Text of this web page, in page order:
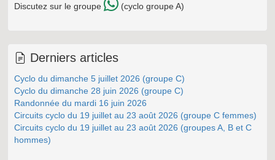
Discutez sur le groupe (cyclo groupe A)
Derniers articles
Cyclo du dimanche 5 juillet 2026 (groupe C)
Cyclo du dimanche 28 juin 2026 (groupe C)
Randonnée du mardi 16 juin 2026
Circuits cyclo du 19 juillet au 23 août 2026 (groupe C femmes)
Circuits cyclo du 19 juillet au 23 août 2026 (groupes A, B et C
hommes)